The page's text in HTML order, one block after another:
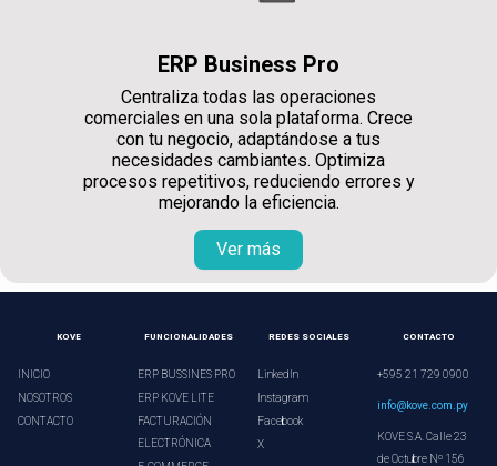
ERP Business Pro
Centraliza todas las operaciones
comerciales en una sola plataforma. Crece
con tu negocio, adaptándose a tus
necesidades cambiantes. Optimiza
procesos repetitivos, reduciendo errores y
mejorando la eficiencia.
Ver más
KOVE
INICIO
NOSOTROS
CONTACTO
FUNCIONALIDADES
ERP BUSSINES PRO
ERP KOVE LITE
FACTURACIÓN
ELECTRÓNICA
REDES SOCIALES
LinkedIn
Instagram
Facebook
X
CONTACTO
+595 21 729 0900
info@kove.com.py
KOVE S.A. Calle 23
de Octubre Nº 156